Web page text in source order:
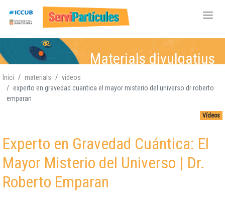
al
Física de Partícules,
Física de Partícules,
Física de Partícules,
Cosmologia
Física de Partícules,
Materials divulgatius
Inici materials
videos
experto en gravedad cuantica el mayor misterio del universo dr roberto
emparan
Vídeos
Experto en Gravedad Cuántica: El
Mayor Misterio del Universo | Dr.
Roberto Emparan